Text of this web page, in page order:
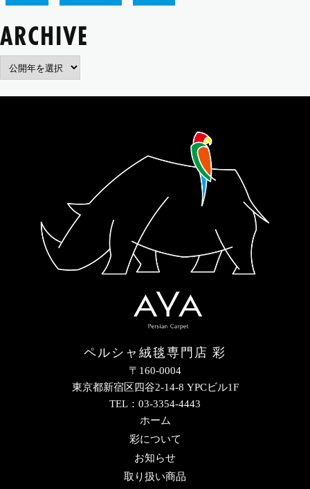
ARCHIVE
ペルシャ絨毯専門店 彩
〒160-0004
東京都新宿区四谷2-14-8 YPCビル1F
TEL：03-3354-4443
ホーム
彩について
お知らせ
取り扱い商品